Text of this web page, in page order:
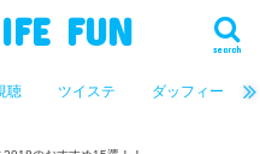
FUN search
聴 ツイステ ダッフィー